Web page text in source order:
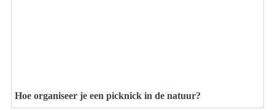
Hoe organiseer je een picknick in de natuur?